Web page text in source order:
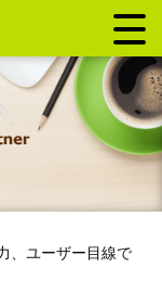
、ユーザー目線で